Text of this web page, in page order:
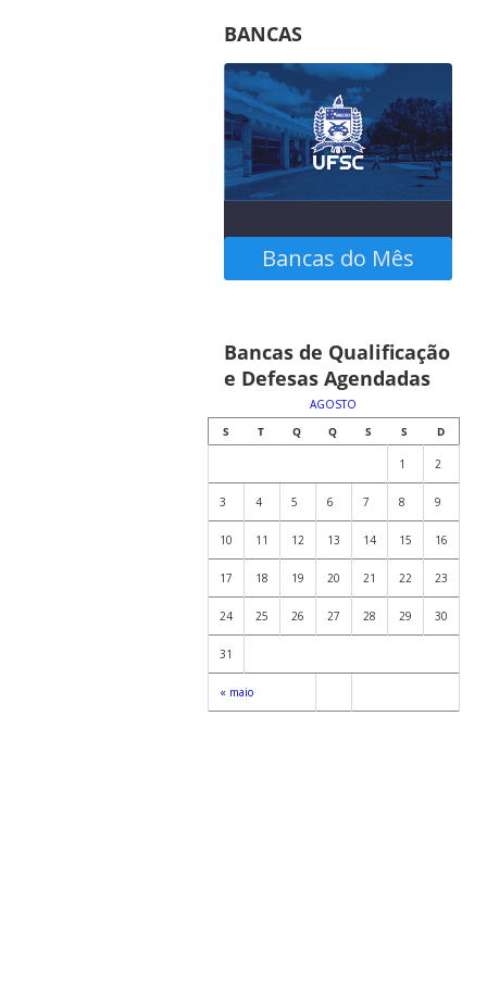
BANCAS
Bancas do Mês
Confira as bancas
agendadas no calendário
abaixo
Bancas de Qualificação
e Defesas Agendadas
AGOSTO
S
T Q Q S S D
« maio
1 2
3 4 5 6 7 8 9
10 11 12 13 14 15 16
17 18 19 20 21 22 23
24 25 26 27 28 29 30
31